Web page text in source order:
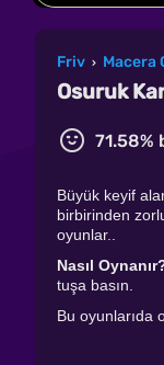
Friv › Macera
Osuruk
71.58%
Büyük keyif
birbirinden
oyunlar..
Nasıl
tuşa basın.
Bu oyunlarıda